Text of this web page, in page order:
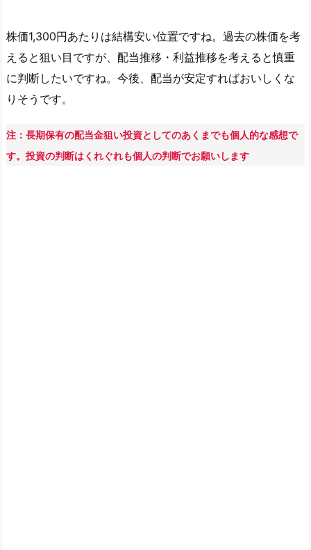
株価1,300円あたりは結構安い位置ですね。過去の株価を考
えると狙い目ですが、配当推移・利益推移を考えると慎重
に判断したいですね。今後、配当が安定すればおいしくな
りそうです。
注：長期保有の配当金狙い投資としてのあくまでも個人的な感想で
す。投資の判断はくれぐれも個人の判断でお願いします